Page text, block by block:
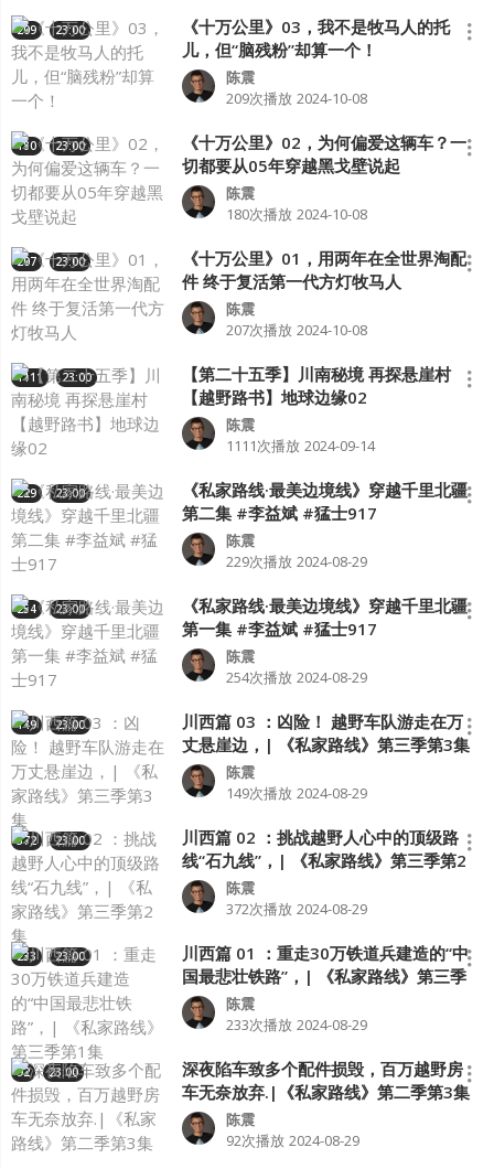
209 23:00
《十万公里》03，我不是牧马人的托
儿，但“脑残粉”却算一个！
陈震
209次播放 2024-10-08
180 23:00
《十万公里》02，为何偏爱这辆车？一
切都要从05年穿越黑戈壁说起
陈震
180次播放 2024-10-08
207 23:00
《十万公里》01，用两年在全世界淘配
件 终于复活第一代方灯牧马人
陈震
207次播放 2024-10-08
1111 23:00
【第二十五季】川南秘境 再探悬崖村
【越野路书】地球边缘02
陈震
1111次播放 2024-09-14
229 23:00
《私家路线·最美边境线》穿越千里北疆
第二集 #李益斌 #猛士917
陈震
229次播放 2024-08-29
254 23:00
《私家路线·最美边境线》穿越千里北疆
第一集 #李益斌 #猛士917
陈震
254次播放 2024-08-29
149 23:00
川西篇 03 ：凶险！ 越野车队游走在万
丈悬崖边，| 《私家路线》第三季第3集
陈震
149次播放 2024-08-29
372 23:00
川西篇 02 ：挑战越野人心中的顶级路
线“石九线”，| 《私家路线》第三季第2
集
陈震
372次播放 2024-08-29
233 23:00
川西篇 01 ：重走30万铁道兵建造的“中
国最悲壮铁路”，| 《私家路线》第三季
第1集
陈震
233次播放 2024-08-29
92 23:00
深夜陷车致多个配件损毁，百万越野房
车无奈放弃.|《私家路线》第二季第3集
陈震
92次播放 2024-08-29